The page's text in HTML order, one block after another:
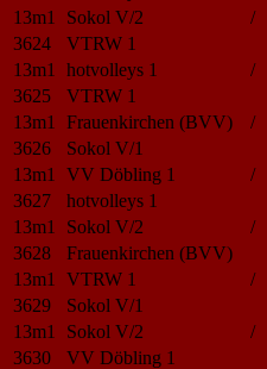
13m1
Sokol V/2
/
3624
VTRW 1
13m1
hotvolleys 1
/
3625
VTRW 1
13m1
Frauenkirchen (BVV)
/
3626
Sokol V/1
13m1
VV Döbling 1
/
3627
hotvolleys 1
13m1
Sokol V/2
/
3628
Frauenkirchen (BVV)
13m1
VTRW 1
/
3629
Sokol V/1
13m1
Sokol V/2
/
3630
VV Döbling 1